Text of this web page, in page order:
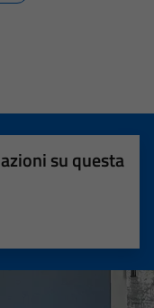
su questa